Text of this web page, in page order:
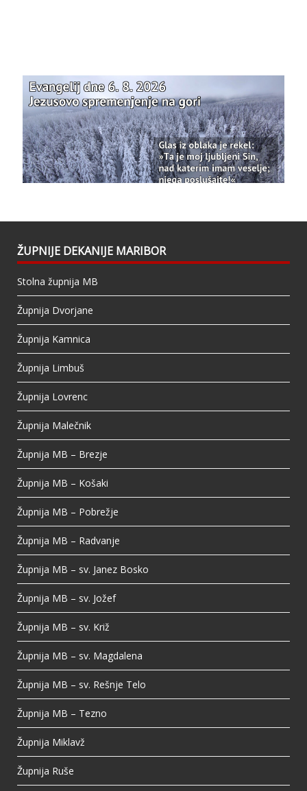
Photo
View on Facebook · Share
Bazilika Matere Usmiljenja updated their
status.
1 years ago
When this happens, it's usually because the
people, changed who can see it or it's been
deleted.
View on Facebook
ŽUPNIJE DEKANIJE MARIBOR
Stolna župnija MB
Župnija Dvorjane
Župnija Kamnica
Župnija Limbuš
Župnija Lovrenc
Župnija Malečnik
Župnija MB – Brezje
Župnija MB – Košaki
Župnija MB – Pobrežje
Župnija MB – Radvanje
Župnija MB – sv. Janez Bosko
Župnija MB – sv. Jožef
Župnija MB – sv. Križ
Župnija MB – sv. Magdalena
Župnija MB – sv. Rešnje Telo
Župnija MB – Tezno
Župnija Miklavž
Župnija Ruše